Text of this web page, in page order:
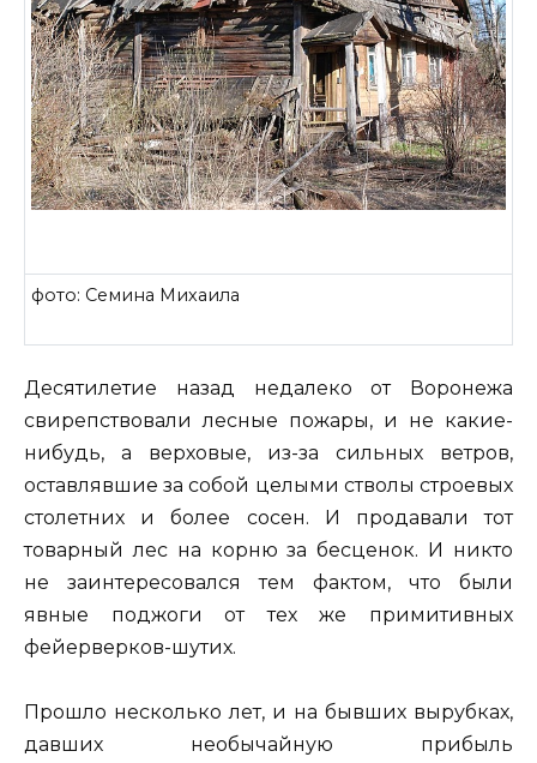
фото: Семина Михаила
Десятилетие назад недалеко от Воронежа
свирепствовали лесные пожары, и не какие-
нибудь, а верховые, из-за сильных ветров,
оставлявшие за собой целыми стволы строевых
столетних и более сосен. И продавали тот
товарный лес на корню за бесценок. И никто
не заинтересовался тем фактом, что были
явные поджоги от тех же примитивных
фейерверков-шутих.
Прошло несколько лет, и на бывших вырубках,
давших необычайную прибыль